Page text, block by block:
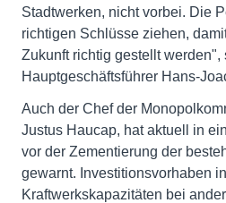
Stadtwerken, nicht vorbei. Die
richtigen Schlüsse ziehen,
Zukunft richtig gestellt werden",
Hauptgeschäftsführer Hans-
Auch der Chef der
Justus Haucap, hat aktuell in
vor der Zementierung der
gewarnt. Investitionsvorhaben
Kraftwerkskapazitäten bei